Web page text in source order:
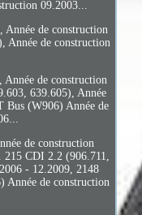
09.2003...
de construction
Année de construction
de construction
639.605), Année
Bus (W906) Année de
de construction
CDI 2.2 (906.711,
- 12.2009, 2148
Année de construction